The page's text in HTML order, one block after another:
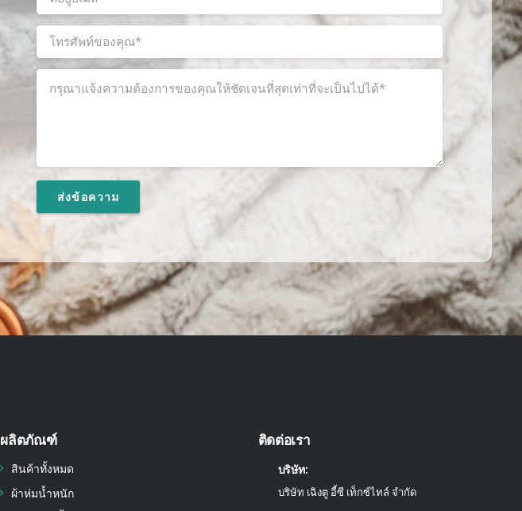
ผลิตภัณฑ์
สินค้าทั้งหมด
ผ้าห่มน้ำหนัก
ติดต่อเรา
บริษัท:
บริษัท เฉิงตู อี้ซี เท็กซ์ไทล์ จำกัด